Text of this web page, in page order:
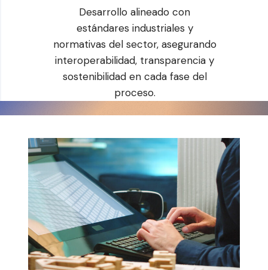
Desarrollo alineado con
estándares industriales y
normativas del sector, asegurando
interoperabilidad, transparencia y
sostenibilidad en cada fase del
proceso.